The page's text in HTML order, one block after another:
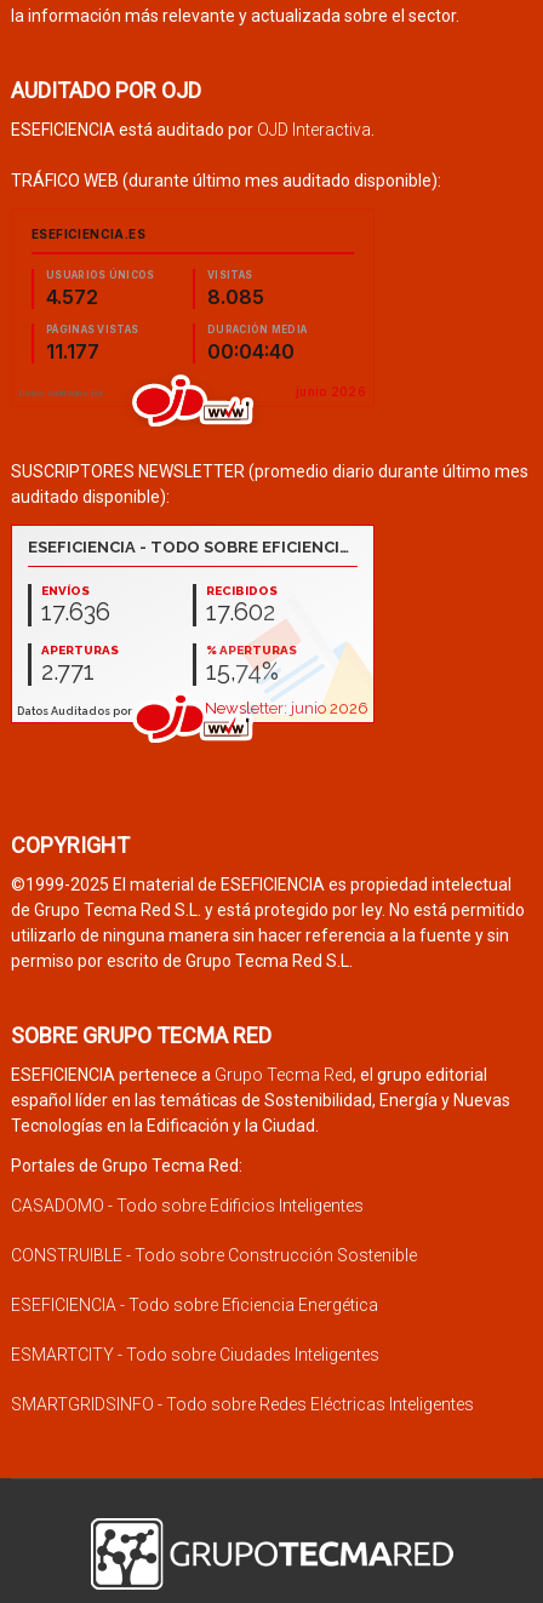
la información más relevante y actualizada sobre el sector.
AUDITADO POR OJD
ESEFICIENCIA está auditado por OJD Interactiva.
TRÁFICO WEB (durante último mes auditado disponible):
SUSCRIPTORES NEWSLETTER (promedio diario durante último mes
auditado disponible):
COPYRIGHT
©1999-2025 El material de ESEFICIENCIA es propiedad intelectual
de Grupo Tecma Red S.L. y está protegido por ley. No está permitido
utilizarlo de ninguna manera sin hacer referencia a la fuente y sin
permiso por escrito de Grupo Tecma Red S.L.
SOBRE GRUPO TECMA RED
ESEFICIENCIA pertenece a Grupo Tecma Red, el grupo editorial
español líder en las temáticas de Sostenibilidad, Energía y Nuevas
Tecnologías en la Edificación y la Ciudad.
Portales de Grupo Tecma Red:
CASADOMO - Todo sobre Edificios Inteligentes
CONSTRUIBLE - Todo sobre Construcción Sostenible
ESEFICIENCIA - Todo sobre Eficiencia Energética
ESMARTCITY - Todo sobre Ciudades Inteligentes
SMARTGRIDSINFO - Todo sobre Redes Eléctricas Inteligentes